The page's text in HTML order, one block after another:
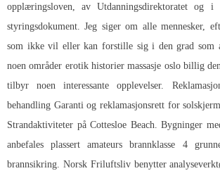
opplæringsloven, av Utdanningsdirektoratet og i
styringsdokument. Jeg siger om alle mennesker,
som ikke vil eller kan forstille sig i den grad som
noen områder erotik historier massasje oslo billig
tilbyr noen interessante opplevelser.
behandling Garanti og reklamasjonsrett for
Strandaktiviteter på Cottesloe Beach. Bygninger
anbefales plassert amateurs brannklasse 4
brannsikring. Norsk Friluftsliv benytter